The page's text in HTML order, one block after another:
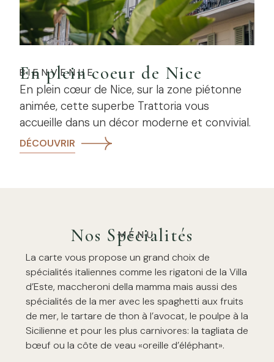
BIENVENUE
En plein coeur de Nice
En plein cœur de Nice, sur la zone piétonne
animée, cette superbe Trattoria vous
accueille dans un décor moderne et convivial.
DÉCOUVRIR
MENU
Nos Spécialités
La carte vous propose un grand choix de
spécialités italiennes comme les rigatoni de la Villa
d’Este, maccheroni della mamma mais aussi des
spécialités de la mer avec les spaghetti aux fruits
de mer, le tartare de thon à l’avocat, le poulpe à la
Sicilienne et pour les plus carnivores: la tagliata de
bœuf ou la côte de veau «oreille d’éléphant».